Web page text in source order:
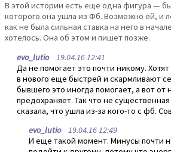
В этой истории есть еще одна фигура —
которого она ушла из Фб. Возможно ей, и
как не была сильная ставка на него в
хотелось. Она об этом и пишет позже.
evo_lutio19.04.16 12:41
Да не помогает это почти никому.
в нового еще быстрей и скармливают
бывшего это иногда помогает, а вот от
предохраняет. Так что не
сказала, что ушла из-за кого-то с фб.
evo_lutio19.04.16 12:49
И еще такой момент. Минусы почти